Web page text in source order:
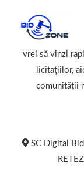
vrei să vinzi
licitațiilor,
comunității
SC Digital